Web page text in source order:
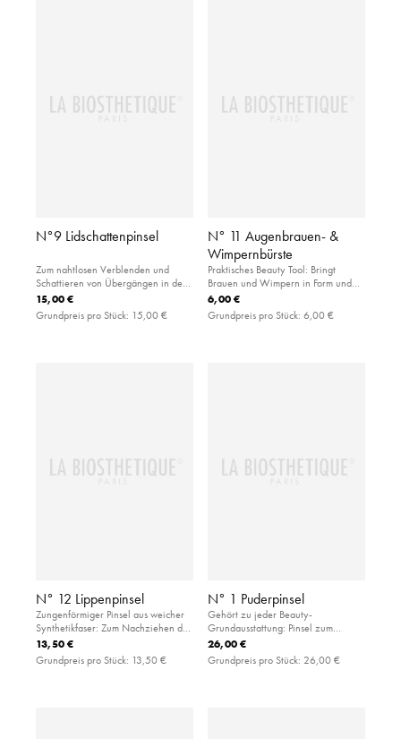
N°9 Lidschattenpinsel
Zum nahtlosen Verblenden und
Schattieren von Übergängen in der
Lidfalte: kleiner Eyeshadow-Pinsel
aus extra weicher Synthetikfaser
15,00 €
Grundpreis pro Stück: 15,00 €
N° 11 Augenbrauen- &
Wimpernbürste
Praktisches Beauty Tool: Bringt
Brauen und Wimpern in Form und
entfernt überschüssigen Puder von
den Augenbrauen.
6,00 €
Grundpreis pro Stück: 6,00 €
N° 12 Lippenpinsel
Zungenförmiger Pinsel aus weicher
Synthetikfaser: Zum Nachziehen der
Lippenkonturen und zum äußerst
genauen und gleichmäßigen
Auftragen von Lippenstift
13,50 €
Grundpreis pro Stück: 13,50 €
N° 1 Puderpinsel
Gehört zu jeder Beauty-
Grundausstattung: Pinsel zum
gleichmäßigen Auftragen von losem
wie kompaktem Puder.
26,00 €
Grundpreis pro Stück: 26,00 €